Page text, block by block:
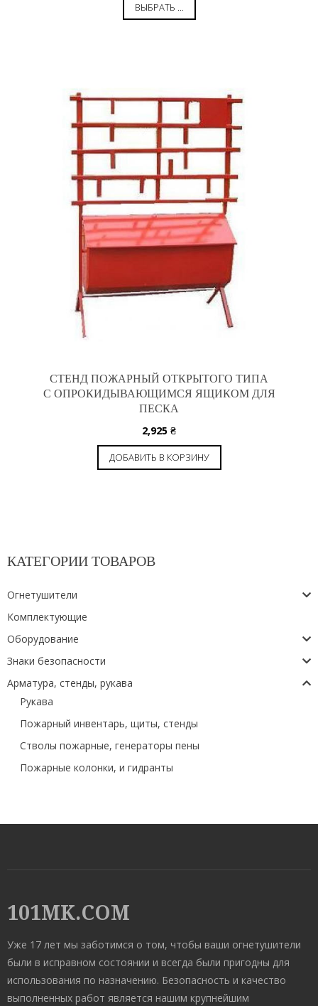
ВЫБРАТЬ ...
СТЕНД ПОЖАРНЫЙ ОТКРЫТОГО ТИПА
С ОПРОКИДЫВАЮЩИМСЯ ЯЩИКОМ ДЛЯ
ПЕСКА
2,925 ₴
ДОБАВИТЬ В КОРЗИНУ
КАТЕГОРИИ ТОВАРОВ
Огнетушители
Комплектующие
Оборудование
Знаки безопасности
Арматура, стенды, рукава
Рукава
Пожарный инвентарь, щиты, стенды
Стволы пожарные, генераторы пены
Пожарные колонки, и гидранты
101MK.COM
Уже 17 лет мы заботимся о том, чтобы ваши огнетушители
были в исправном состоянии и всегда были пригодны для
использования по назначению. Безопасность и качество
выполненных работ является нашим крупнейшим